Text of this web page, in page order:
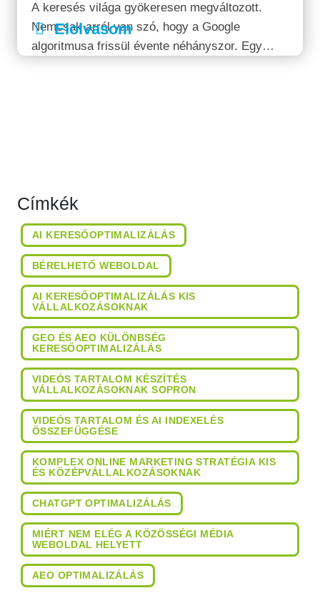
A keresés világa gyökeresen megváltozott.
Nemcsak arról van szó, hogy a Google
algoritmusa frissül évente néhányszor. Egy
Elolvasom
Címkék
AI KERESŐOPTIMALIZÁLÁS
BÉRELHETŐ WEBOLDAL
AI KERESŐOPTIMALIZÁLÁS KIS
VÁLLALKOZÁSOKNAK
GEO ÉS AEO KÜLÖNBSÉG
KERESŐOPTIMALIZÁLÁS
VIDEÓS TARTALOM KÉSZÍTÉS
VÁLLALKOZÁSOKNAK SOPRON
VIDEÓS TARTALOM ÉS AI INDEXELÉS
ÖSSZEFÜGGÉSE
KOMPLEX ONLINE MARKETING STRATÉGIA KIS
ÉS KÖZÉPVÁLLALKOZÁSOKNAK
CHATGPT OPTIMALIZÁLÁS
MIÉRT NEM ELÉG A KÖZÖSSÉGI MÉDIA
WEBOLDAL HELYETT
AEO OPTIMALIZÁLÁS